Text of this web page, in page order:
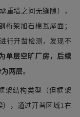
重墙之间无缝隙），
桁架加石棉瓦屋面；
行开凿检测，发现不
单层空旷厂房，后续
两层。
架结构类型（但框架
，通过开凿区域1右